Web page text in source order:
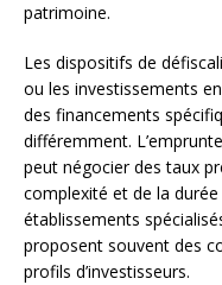
patrimoine.
Les dispositifs de
ou les investissements
des financements
différemment.
peut négocier des taux
complexité et de la
établissements
proposent souvent des
profils d’investisseurs.